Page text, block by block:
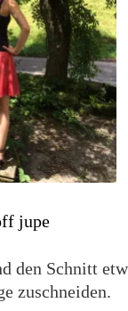
den Schnitt
zuschneiden.